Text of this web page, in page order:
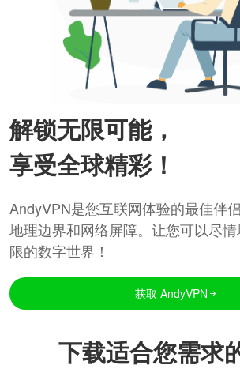
解锁无限可能，
享受全球精彩！
AndyVPN是您互联网体验的最佳伴
地理边界和网络屏障。让您可以尽
限的数字世界！
获取 AndyVPN
下载适合您需求